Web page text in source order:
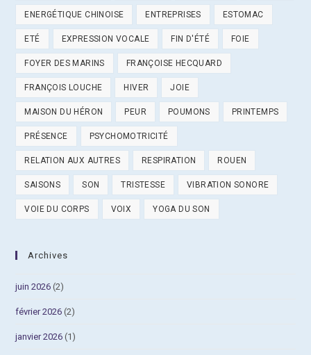
ENERGÉTIQUE CHINOISE ENTREPRISES ESTOMAC
ETÉ EXPRESSION VOCALE FIN D'ÉTÉ FOIE
FOYER DES MARINS FRANÇOISE HECQUARD
FRANÇOIS LOUCHE HIVER JOIE
MAISON DU HÉRON PEUR POUMONS PRINTEMPS
PRÉSENCE PSYCHOMOTRICITÉ
RELATION AUX AUTRES RESPIRATION ROUEN
SAISONS SON TRISTESSE VIBRATION SONORE
VOIE DU CORPS VOIX YOGA DU SON
Archives
juin 2026 (2)
février 2026 (2)
janvier 2026 (1)